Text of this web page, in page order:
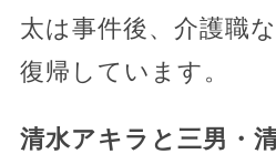
太は事件後、介護職
復帰しています。
清水アキラと三男・